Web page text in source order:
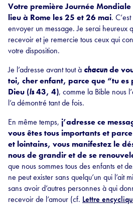
Votre première Journée
lieu à Rome les 25 et 26 mai.
envoyer un message. Je serai heureux
recevoir et je remercie tous ceux qui
votre disposition.
Je l’adresse avant tout à chacunde
toi, cher enfant, parce que “tu
Dieu (Is43, 4), comme la Bible nous
l’a démontré tant de fois.
En même temps, j’adresse ce
vous êtes tous importants et parce
et lointains, vous manifestez le
nous de grandir et de se
que nous sommes tous des enfants et
ne peut exister sans quelqu’un qui l’ait
sans avoir d’autres personnes à qui
recevoir de l’amour (cf. Lettre